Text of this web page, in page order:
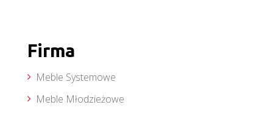
Firma
Meble Systemowe
Meble Młodzieżowe